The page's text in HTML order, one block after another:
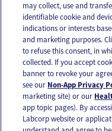
OUR APPS
FOLLOW US
may collect, use and
identifiable cookie and
indications or interests
and marketing purposes.
to refuse this consent, in
collected. If you accept
banner to revoke your
see our Non-App Privacy
marketing site) or our
app topic pages). By
Labcorp website or